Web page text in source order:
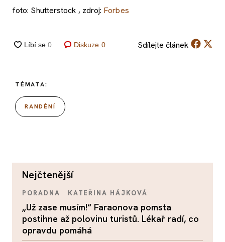
foto: Shutterstock , zdroj: Forbes
Diskuze 0 Sdílejte článek
TÉMATA:
RANDĚNÍ
nejčtenější
PORADNA KATEŘINA HÁJKOVÁ
„Už zase musím!“ Faraonova pomsta
postihne až polovinu turistů. Lékař radí, co
opravdu pomáhá